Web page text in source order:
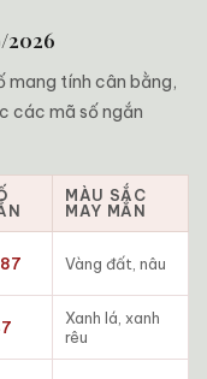
2026
mang tính cân bằng,
các mã số ngắn
MÀU SẮC
MAY MẮN
Vàng đất, nâu
Xanh lá, xanh
rêu